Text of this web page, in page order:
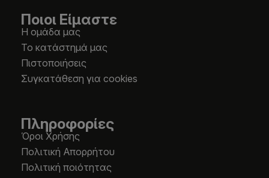
Ποιοι Είμαστε
Η ομάδα μας
Το κατάστημά μας
Πιστοποιήσεις
Συγκατάθεση για cookies
Πληροφορίες
Όροι Χρήσης
Πολιτική Απορρήτου
Πολιτική ποιότητας